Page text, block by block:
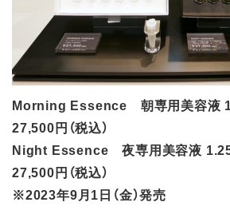
Morning Essence 朝専用美容液
27,500円（税込）
Night Essence 夜専用美容液
27,500円（税込）
※2023年9月1日（金）発売